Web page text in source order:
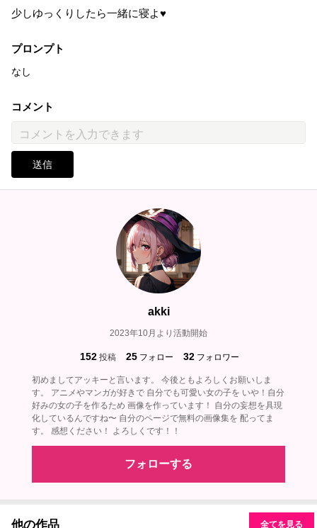
少しゆっくりしたら一緒に寝よ♥
プロンプト
なし
コメント
送信
akki
2023年10月より活動開始
152 投稿 25 フォロー 32 フォロワー
初めましてアッキーと言います。 今後ともよろしくお願いしま
す。 アニメやマンガが好きで 自分でも可愛い女の子を いや！自分
好みの女の子を作るため 画像を作っています！ 自分の妄想を具現
化しているんですね〜 自分のページで無料の画像集を 配ってま
す。 感想ください！ よろしくです！！
フォローする
他の作品 全てを見る